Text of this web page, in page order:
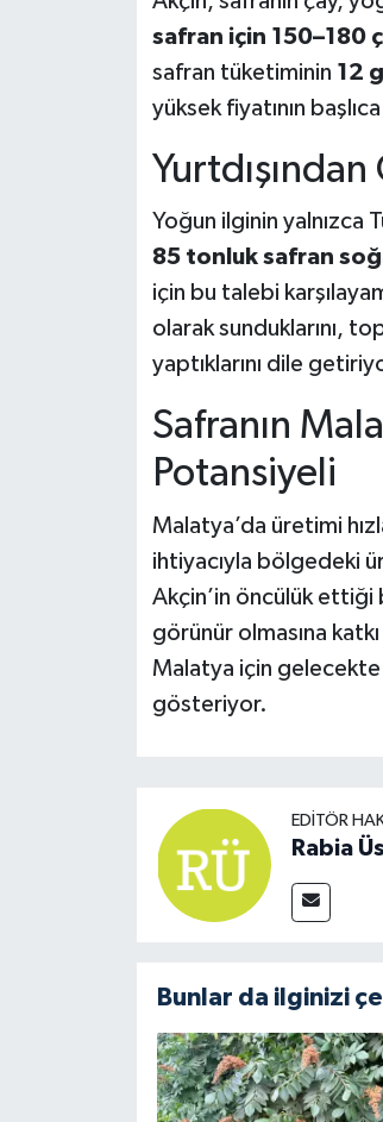
safran için 150–180
safran tüketiminin 12
yüksek fiyatının
Yoğun ilginin yalnızca
85 tonluk safran
için bu talebi
olarak sunduklarını,
yaptıklarını dile
Safranın
Potansiyeli
Malatya’da üretimi
ihtiyacıyla bölgedeki
Akçin’in öncülük ettiği
görünür olmasına
Malatya için
gösteriyor.
EDITÖR
Rabia
Bunlar da ilginizi